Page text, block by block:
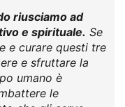
riusciamo ad
e spirituale. Se
e curare questi tre
e sfruttare la
umano è
le